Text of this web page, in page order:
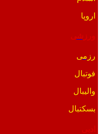
اروپا
ورزشی
رزمی
فوتبال
والیبال
بسکتبال
ادبی